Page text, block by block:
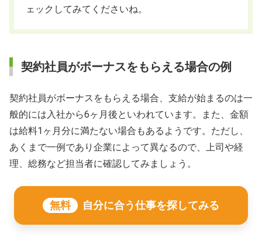
ェックしてみてくださいね。
契約社員がボーナスをもらえる場合の例
契約社員がボーナスをもらえる場合、支給が始まるのは一
般的には入社から6ヶ月後といわれています。また、金額
は給料1ヶ月分に満たない場合もあるようです。ただし、
あくまで一例であり企業によって異なるので、上司や経
理、総務など担当者に確認してみましょう。
無料 自分に合う仕事を探してみる